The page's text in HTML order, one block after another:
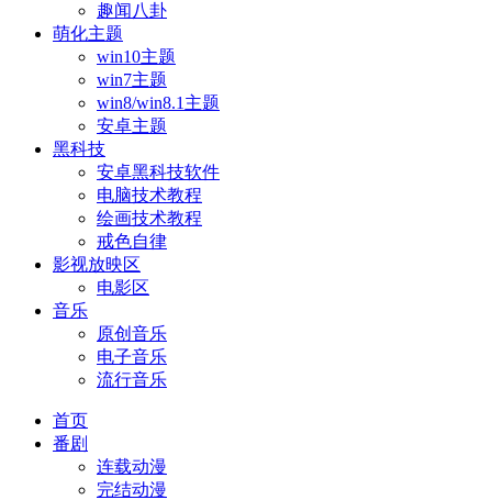
趣闻八卦
萌化主题
win10主题
win7主题
win8/win8.1主题
安卓主题
黑科技
安卓黑科技软件
电脑技术教程
绘画技术教程
戒色自律
影视放映区
电影区
音乐
原创音乐
电子音乐
流行音乐
首页
番剧
连载动漫
完结动漫